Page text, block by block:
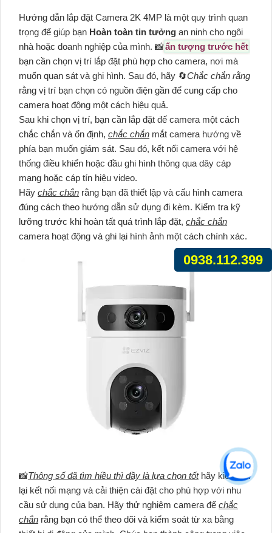
Hướng dẫn lắp đặt Camera 2K 4MP là một quy trình quan
trọng để giúp bạn Hoàn toàn tin tưởng an ninh cho ngôi
nhà hoặc doanh nghiệp của mình. 📸ấn tượng trước hết
bạn cần chọn vị trí lắp đặt phù hợp cho camera, nơi mà
muốn quan sát và ghi hình. Sau đó, hãy 🔄Chắc chắn rằng
rằng vị trí bạn chọn có nguồn điện gần để cung cấp cho
camera hoạt động một cách hiệu quả.
Sau khi chọn vị trí, bạn cần lắp đặt đế camera một cách
chắc chắn và ổn định, chắc chắn mắt camera hướng về
phía bạn muốn giám sát. Sau đó, kết nối camera với hệ
thống điều khiển hoặc đầu ghi hình thông qua dây cáp
mạng hoặc cáp tín hiệu video.
Hãy chắc chắn rằng bạn đã thiết lập và cấu hình camera
đúng cách theo hướng dẫn sử dụng đi kèm. Kiểm tra kỹ
lưỡng trước khi hoàn tất quá trình lắp đặt, chắc chắn
camera hoạt động và ghi lại hình ảnh một cách chính xác.
📸Thông số đã tìm hiều thì đầy là lựa chọn tốthãy kiểm tra
lại kết nối mạng và cải thiện cài đặt cho phù hợp với nhu
cầu sử dụng của bạn. Hãy thử nghiệm camera để chắc
chắn rằng bạn có thể theo dõi và kiểm soát từ xa bằng
0938.112.399